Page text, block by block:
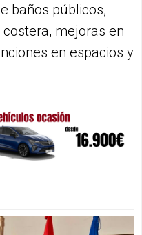
baños públicos,
mejoras en
en espacios y